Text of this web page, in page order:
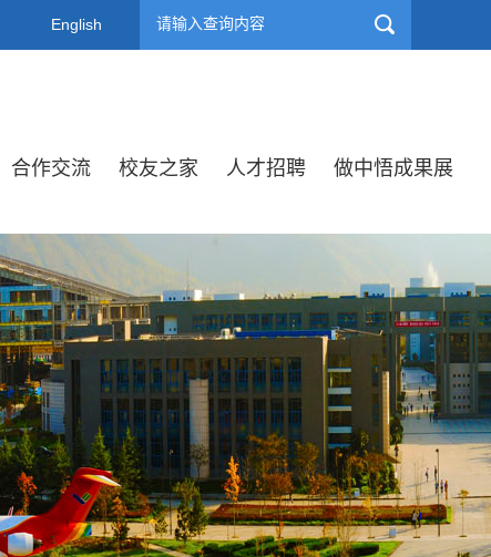
English
合作交流 校友之家 人才招聘 做中悟成果展